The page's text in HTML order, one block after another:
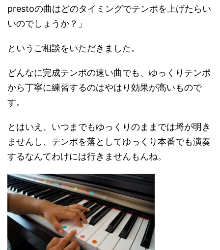
prestoの曲はどのタイミングでテンポを上げたらい
いのでしょうか？」
というご相談をいただきました。
どんなに完成テンポの速い曲でも、ゆっくりテンポ
から丁寧に練習するのはやはり効果が高いもので
す。
とはいえ、いつまでもゆっくりのままでは埒が明き
ませんし、テンポを落としてゆっくり本番でも演奏
するなんてわけには行きませんもんね。